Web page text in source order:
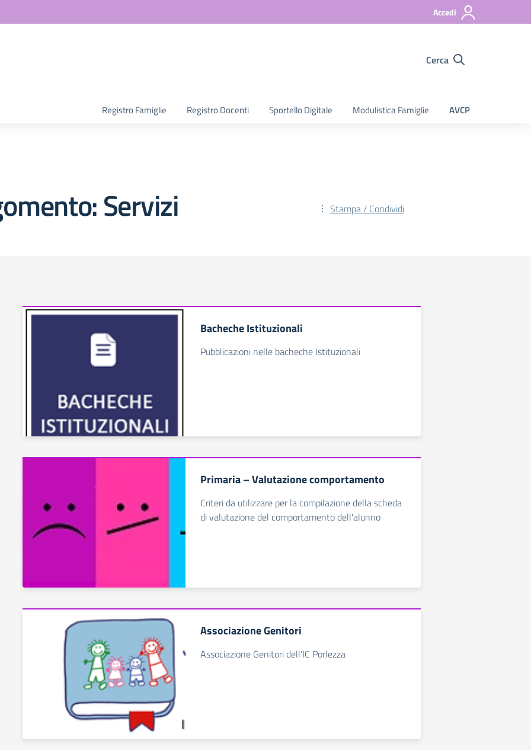
Accedi
Cerca
Registro Famiglie Registro Docenti Sportello Digitale Modulistica Famiglie AVCP
Servizi Stampa / Condividi
Bacheche Istituzionali
Pubblicazioni nelle bacheche Istituzionali
Primaria – Valutazione comportamento
Criteri da utilizzare per la compilazione della scheda
di valutazione del comportamento dell'alunno
Associazione Genitori
Associazione Genitori dell'IC Porlezza